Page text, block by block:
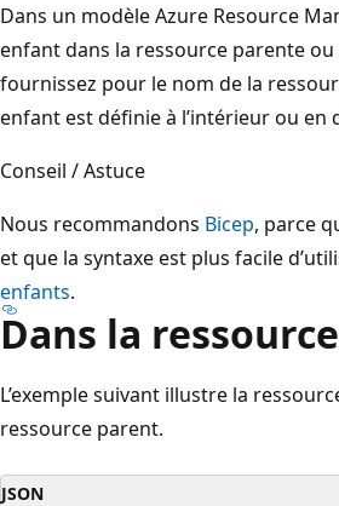
Dans un modèle Azure Resource
enfant dans la ressource parente
fournissez pour le nom de la
enfant est définie à l’intérieur ou en
Conseil / Astuce
Nous recommandons Bicep, parce
et que la syntaxe est plus facile
enfants.
Dans la
L’exemple suivant illustre la
ressource parent.
JSON